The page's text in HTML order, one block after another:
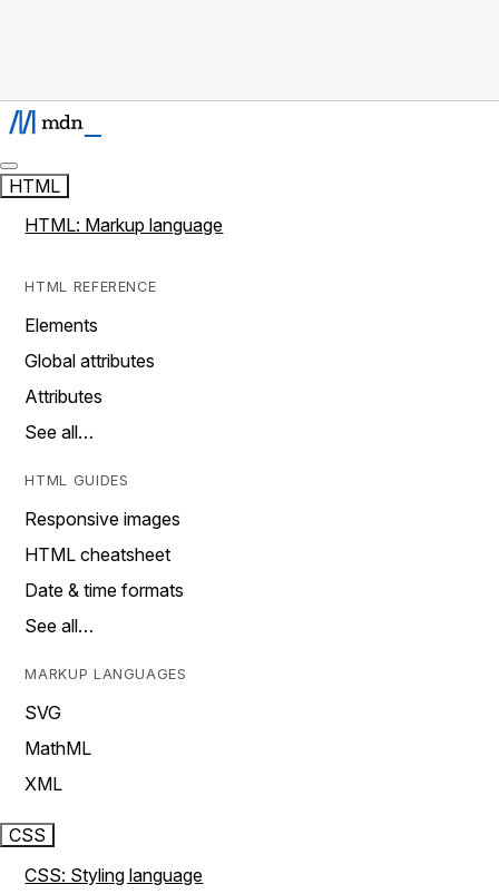
HTML
HTML: Markup language
HTML REFERENCE
Elements
Global attributes
Attributes
See all…
HTML GUIDES
Responsive images
HTML cheatsheet
Date & time formats
See all…
MARKUP LANGUAGES
SVG
MathML
XML
CSS
CSS: Styling language